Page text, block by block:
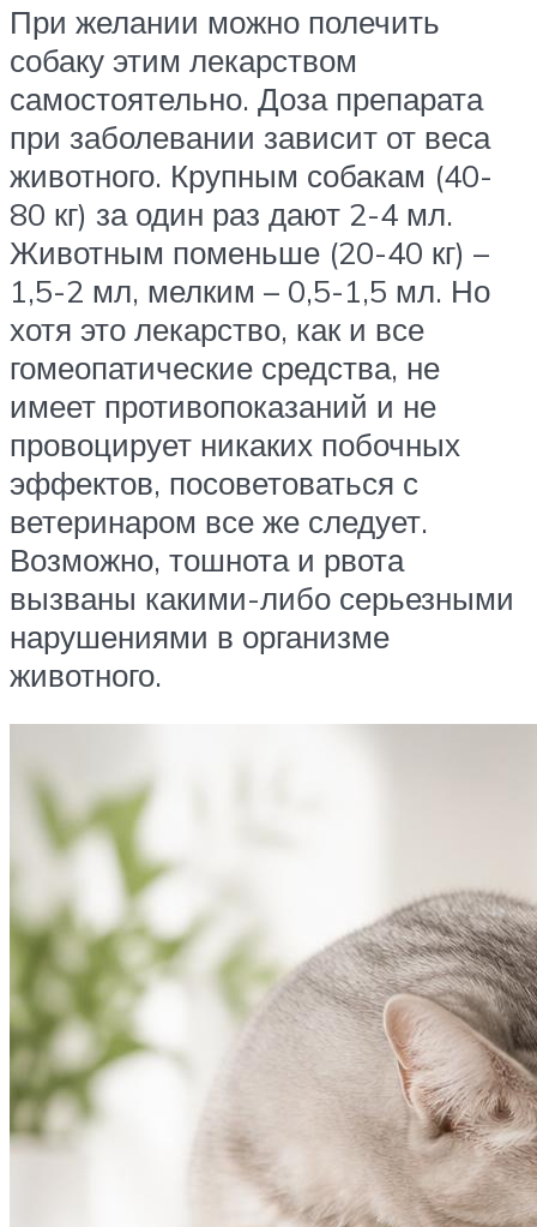
При желании можно полечить
собаку этим лекарством
самостоятельно. Доза препарата
при заболевании зависит от веса
животного. Крупным собакам (40-
80 кг) за один раз дают 2-4 мл.
Животным поменьше (20-40 кг) –
1,5-2 мл, мелким – 0,5-1,5 мл. Но
хотя это лекарство, как и все
гомеопатические средства, не
имеет противопоказаний и не
провоцирует никаких побочных
эффектов, посоветоваться с
ветеринаром все же следует.
Возможно, тошнота и рвота
вызваны какими-либо серьезными
нарушениями в организме
животного.